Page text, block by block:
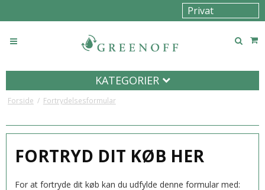
KATEGORIER
Forside / Fortrydelsesformular
FORTRYD DIT KØB HER
For at fortryde dit køb kan du udfylde denne formular med: